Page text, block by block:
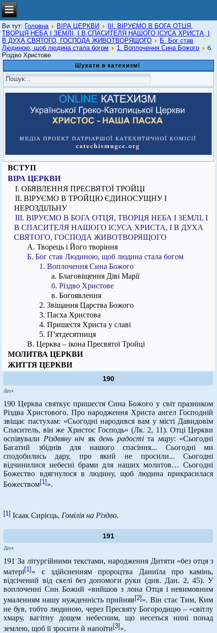
Ви тут: Головна ВІРА ЦЕРКВИ
ІІІ. ВІРУЄМО В БОГА ОТЦЯ,
ТВОРЦЯ НЕБА І ЗЕМЛІ, І В СПАСИТЕЛЯ НАШОГО ІСУСА ХРИСТА, І
В ДУХА СВЯТОГО, ГОСПОДА ЖИВОТВОРЯЩОГО
Б. Бог став
Людиною, щоб людина стала богом
1. Воплочення Сина Божого
б.
Різдво Христове
Шукати в катехизмі
ВСТУП
ВІРА ЦЕРКВИ
I. ОБЯВЛЕННЯ ПРЕСВЯТОЇ ТРОЙЦІ
ІІ. ВІРУЄМО В ТРОЙЦЮ ЄДИНОСУЩНУ І
НЕРОЗДІЛЬНУ
ІІІ. ВІРУЄМО В БОГА ОТЦЯ, ТВОРЦЯ НЕБА І ЗЕМЛІ, І
В СПАСИТЕЛЯ НАШОГО ІСУСА ХРИСТА, І В ДУХА
СВЯТОГО, ГОСПОДА ЖИВОТВОРЯЩОГО
А. Творець і Його творіння
Б. Бог став Людиною, щоб людина стала богом
1. Воплочення Сина Божого
а. Благовіщення Діві Марії
б. Різдво Христове
в. Богоявлення
2. Звіщання Царства Божого
3. Пасха Христова
4. Пришестя Христа у славі
5. П’ятдесятниця
В. Церква – ікона Пресвятої Тройці
МОЛИТВА ЦЕРКВИ
ЖИТТЯ ЦЕРКВИ
190
Друк
190 Церква святкує пришестя Сина Божого у світ празником
Різдва Христового. Про народження Христа ангел Господній
звіщає пастухам: «Сьогодні народився вам у місті Давидовім
Спаситель, він же Христос Господь» (Лк. 2, 11). Отці Церкви
оспівували Різдвяну ніч якдень радостіта миру: «Сьогодні
Багатий збіднів для нашого спасіння... Сьогодні ми
сподобились дару, про який не просили... Сьогодні
відчинилися небесні брами для наших молитов… Сьогодні
Божество вдягнулося в людину, щоб людина прикрасилася
Божеством[1] ».
[1] Ісаак Сирієць,Гомілія на Різдво.
191
Друк
191 За літургійними текстами, народження Дитяти «без отця з
матері [1] » є здійсненням пророцтва Даниїла про камінь,
відсічений від скелі без допомоги руки (див. Дан. 2, 45). У
воплоченні Син Божий «вийшов з лона Отця і невимовним
умаленням нашу нужденність прийняв[2]». Він стає Тим, Ким
не був, тобто людиною, через Пресвяту Богородицю – «світлу
хмару, вагітну дощем небесним, що несеться нині понад
землею, щоб її зросити й напоїти[3]».